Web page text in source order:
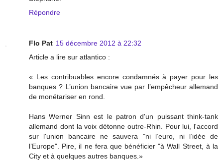
Répondre
Flo Pat 15 décembre 2012 à 22:32
Article a lire sur atlantico :
« Les contribuables encore condamnés à payer pour les
banques ? L’union bancaire vue par l’empêcheur allemand
de monétariser en rond.
Hans Werner Sinn est le patron d'un puissant think-tank
allemand dont la voix détonne outre-Rhin. Pour lui, l'accord
sur l'union bancaire ne sauvera "ni l’euro, ni l’idée de
l’Europe". Pire, il ne fera que bénéficier "à Wall Street, à la
City et à quelques autres banques.»